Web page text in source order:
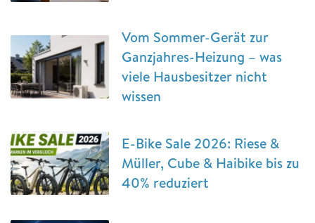
Vom Sommer-Gerät zur
Ganzjahres-Heizung – was
viele Hausbesitzer nicht
wissen
E-Bike Sale 2026: Riese &
Müller, Cube & Haibike bis zu
40% reduziert